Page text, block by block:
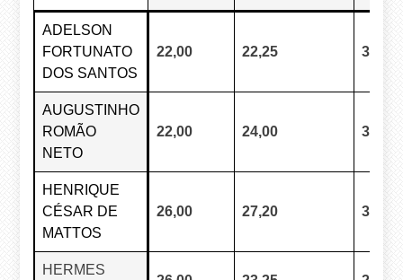
ADELSON
FORTUNATO
DOS SANTOS
22,00 22,25 33,05
AUGUSTINHO
ROMÃO
NETO
22,00 24,00 35,15
HENRIQUE
CÉSAR DE
MATTOS
26,00 27,20 35,80
HERMES